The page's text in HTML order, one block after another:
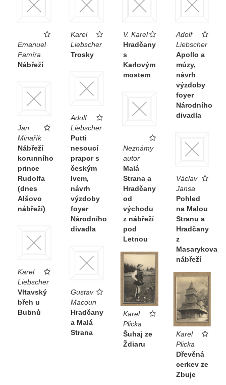
Emanuel
Famíra
Nábřeží
Karel
Liebscher
Trosky
V. Karel
Hradčany
s
Karlovým
mostem
Adolf
Liebscher
Apollo a
múzy,
návrh
výzdoby
foyer
Národního
divadla
Adolf
Liebscher
Putti
nesoucí
prapor s
českým
lvem,
návrh
výzdoby
foyer
Národního
divadla
Jan
Minařík
Nábřeží
korunního
prince
Rudolfa
(dnes
Alšovo
nábřeží)
Neznámy
autor
Malá
Strana a
Hradčany
od
východu
z nábřeží
pod
Letnou
Václav
Jansa
Pohled
na Malou
Stranu a
Hradčany
z
Masarykova
nábřeží
Karel
Liebscher
Vltavský
břeh u
Bubnů
Gustav
Macoun
Hradčany
a Malá
Strana
Karel
Plicka
Šuhaj ze
Ždiaru
Karel
Plicka
Dřevěná
cerkev ze
Zbuje